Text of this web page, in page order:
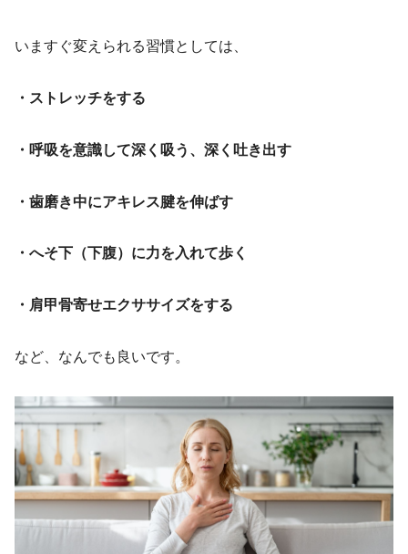
いますぐ変えられる習慣としては、
・ストレッチをする
・呼吸を意識して深く吸う、深く吐き出す
・歯磨き中にアキレス腱を伸ばす
・へそ下（下腹）に力を入れて歩く
・肩甲骨寄せエクササイズをする
など、なんでも良いです。